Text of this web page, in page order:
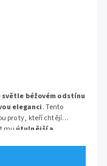
béžovém odstínu
eleganci. Tento
pro ty, kteří chtějí
mu útulnější a
pro moderní i